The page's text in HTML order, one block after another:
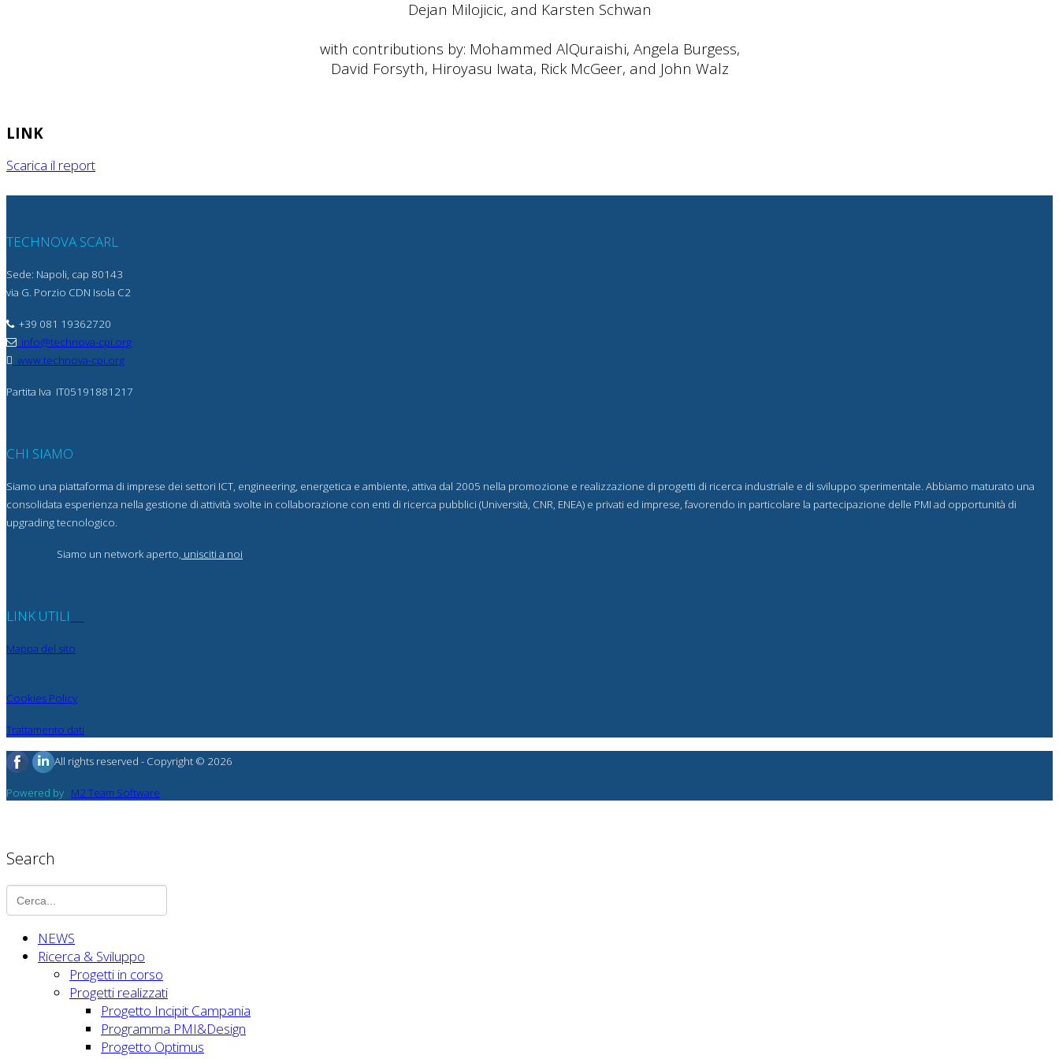
Dejan Milojicic, and Karsten Schwan
with contributions by: Mohammed AlQuraishi, Angela Burgess,
David Forsyth, Hiroyasu Iwata, Rick McGeer, and John Walz
LINK
Scarica il report
TECHNOVA SCARL
Sede: Napoli, cap 80143
via G. Porzio CDN Isola C2
+39 081 19362720
info@technova-cpi.org
www.technova-cpi.org
Partita Iva IT05191881217
CHI SIAMO
Siamo una piattaforma di imprese dei settori ICT, engineering, energetica e ambiente, attiva dal 2005 nella promozione e realizzazione di progetti di ricerca industriale e di sviluppo sperimentale. Abbiamo maturato una
consolidata esperienza nella gestione di attività svolte in collaborazione con enti di ricerca pubblici (Università, CNR, ENEA) e privati ed imprese, favorendo in particolare la partecipazione delle PMI ad opportunità di
upgrading tecnologico.
Siamo un network aperto, unisciti a noi
LINK UTILI
Mappa del sito
Cookies Policy
Trattamento dati
All rights reserved - Copyright © 2026
Powered by M2 Team Software
Search
NEWS
Ricerca & Sviluppo
Progetti in corso
Progetti realizzati
Progetto Incipit Campania
Programma PMI&Design
Progetto Optimus